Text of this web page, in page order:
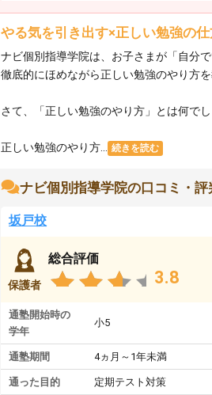
やる気を引き出す×正しい勉強の
ナビ個別指導学院は、お子さまが「自分
徹底的にほめながら正しい勉強のやり方
さて、「正しい勉強のやり方」とは何でし
正しい勉強のやり方... 続きを読む
ナビ個別指導学院の口コミ・評
坂戸校
保護者
総合評価
3.8
通塾開始時の
学年
小5
通塾期間 4ヵ月～1年未満
通った目的 定期テスト対策